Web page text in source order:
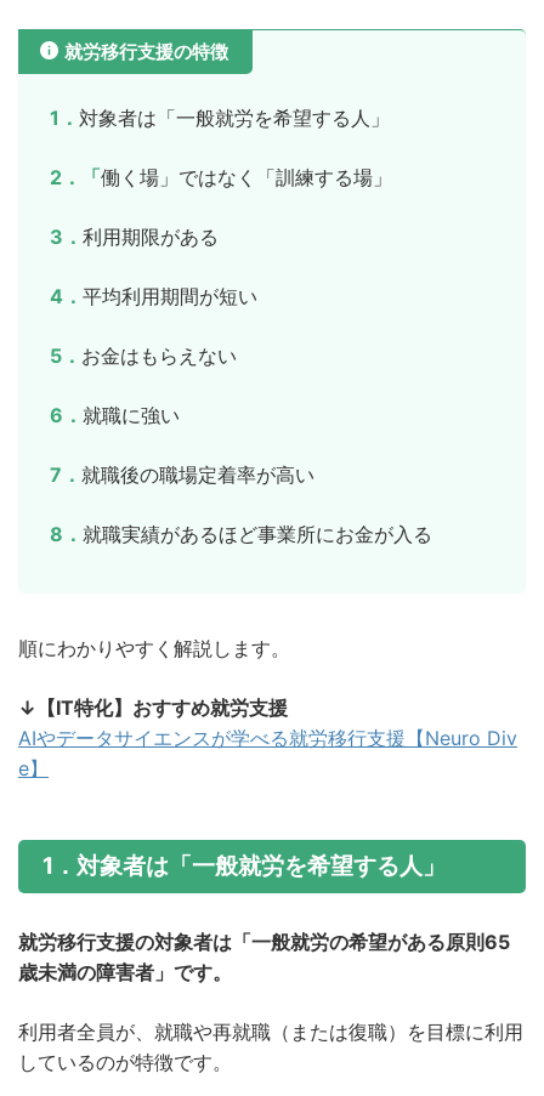
就労移行支援の特徴
1．対象者は「一般就労を希望する人」
2．「働く場」ではなく「訓練する場」
3．利用期限がある
4．平均利用期間が短い
5．お金はもらえない
6．就職に強い
7．就職後の職場定着率が高い
8．就職実績があるほど事業所にお金が入る
順にわかりやすく解説します。
↓【IT特化】おすすめ就労支援
AIやデータサイエンスが学べる就労移行支援【Neuro Div
e】
1．対象者は「一般就労を希望する人」
就労移行支援の対象者は「一般就労の希望がある原則65
歳未満の障害者」です。
利用者全員が、就職や再就職（または復職）を目標に利用
しているのが特徴です。